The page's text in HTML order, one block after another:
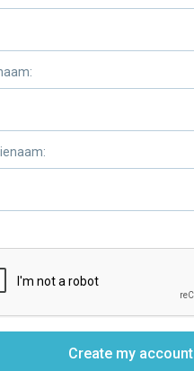
Create my account